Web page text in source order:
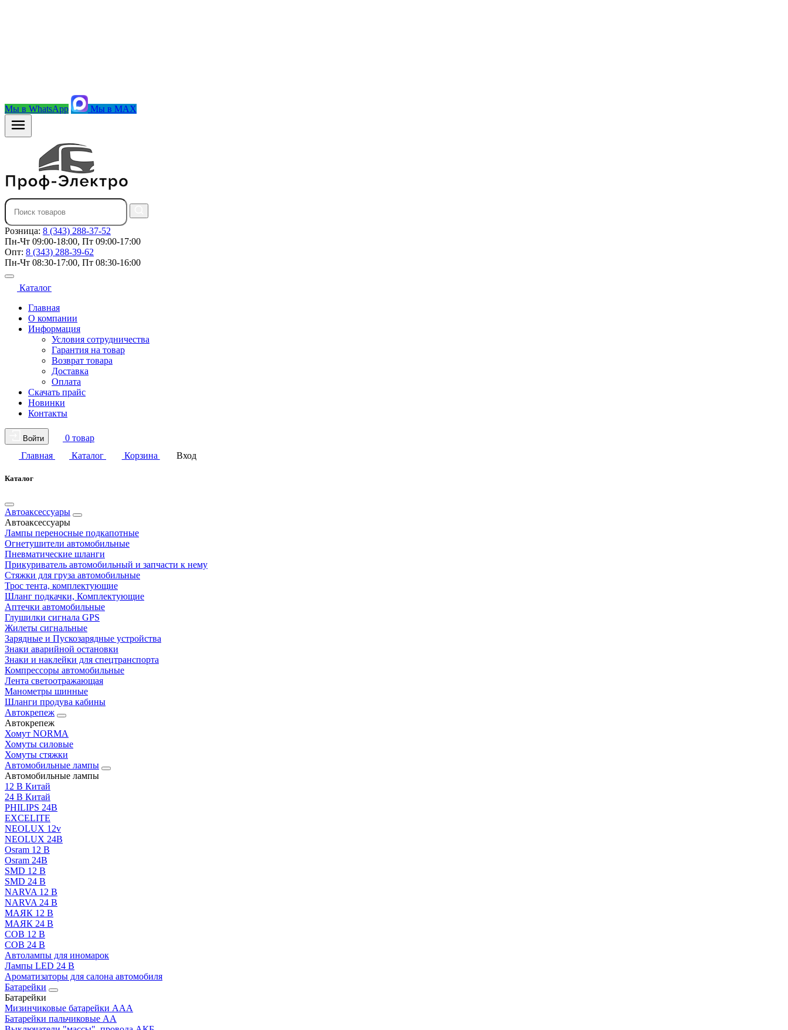
Мы в WhatsApp Мы в MAX
Розница: 8 (343) 288-37-52
Пн-Чт 09:00-18:00, Пт 09:00-17:00
Опт: 8 (343) 288-39-62
Пн-Чт 08:30-17:00, Пт 08:30-16:00
Каталог
Главная
О компании
Информация
Условия сотрудничества
Гарантия на товар
Возврат товара
Доставка
Оплата
Скачать прайс
Новинки
Контакты
Войти
0 товар
Главная
Каталог Корзина Вход
Каталог
Автоаксессуары
Автоаксессуары
Лампы переносные подкапотные
Огнетушители автомобильные
Пневматические шланги
Прикуриватель автомобильный и запчасти к нему
Стяжки для груза автомобильные
Трос тента, комплектующие
Шланг подкачки, Комплектующие
Аптечки автомобильные
Глушилки сигнала GPS
Жилеты сигнальные
Зарядные и Пускозарядные устройства
Знаки аварийной остановки
Знаки и наклейки для спецтранспорта
Компрессоры автомобильные
Лента светоотражающая
Манометры шинные
Шланги продува кабины
Автокрепеж
Автокрепеж
Хомут NORMA
Хомуты силовые
Хомуты стяжки
Автомобильные лампы
Автомобильные лампы
12 В Китай
24 В Китай
PHILIPS 24В
EXCELITE
NEOLUX 12v
NEOLUX 24В
Osram 12 В
Osram 24В
SMD 12 В
SMD 24 В
NARVA 12 В
NARVA 24 В
МАЯК 12 В
МАЯК 24 В
COB 12 В
COB 24 В
Автолампы для иномарок
Лампы LED 24 B
Ароматизаторы для салона автомобиля
Батарейки
Батарейки
Мизинчиковые батарейки AAA
Батарейки пальчиковые АА